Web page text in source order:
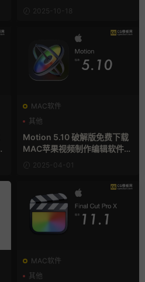
2025-10-18
MAC软件
其他
Motion 5.10 破解版免费下载
MAC苹果视频制作编辑软件
2025-04-01
MAC软件
其他